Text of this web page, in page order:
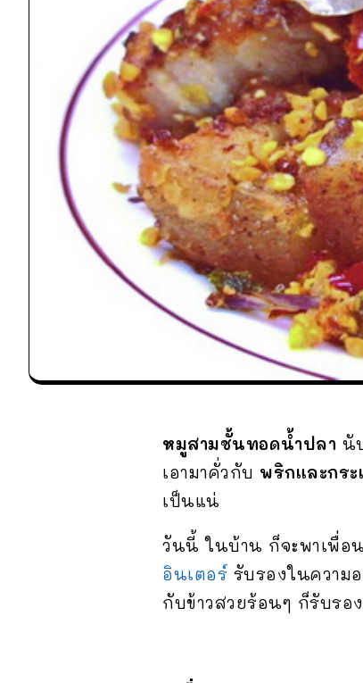
หมูสามชั้นทอดน้ำปลา นั
เอามาคั่วกับ พริกและกระ
เป็นแน่
วันนี้ ในบ้าน ก็จะพาเพื่อน
อินเตอร์ รับรองในความ
กับข้าวสวยร้อนๆ ก็รับรอ